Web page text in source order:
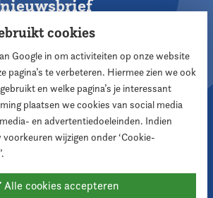
cookies
Google in om activiteiten op onze website
pagina’s te verbeteren. Hiermee zien we ook
en welke pagina’s je interessant
plaatsen we cookies van social media
en advertentiedoeleinden. Indien
wijzigen onder ‘Cookie-
Alle cookies accepteren